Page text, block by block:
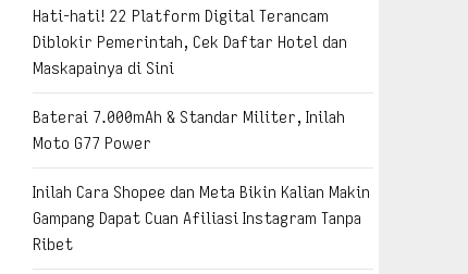
Hati-hati! 22 Platform Digital Terancam
Diblokir Pemerintah, Cek Daftar Hotel dan
Maskapainya di Sini
Baterai 7.000mAh & Standar Militer, Inilah
Moto G77 Power
Inilah Cara Shopee dan Meta Bikin Kalian Makin
Gampang Dapat Cuan Afiliasi Instagram Tanpa
Ribet